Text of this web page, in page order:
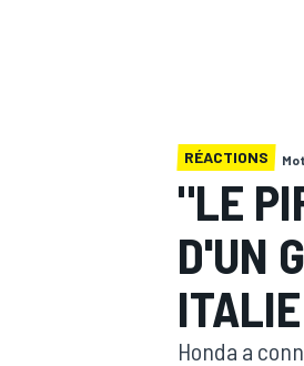
MOTOGP
RÉACTIONS
"LE
D'UN
ITALIE
Honda a